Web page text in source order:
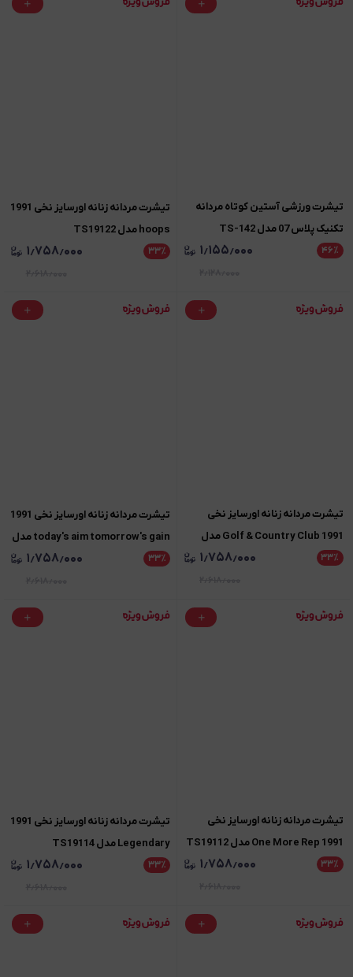
تیشرت ورزشی آستین کوتاه مردانه
تکنیک پلاس 07 مدل TS-142
۴۶٪ ۱٫۱۵۵٫۰۰۰
تیشرت مردانه زنانه اورسایز نخی 1991
hoops مدل TS19122
۳۳٪ ۱٫۷۵۸٫۰۰۰
تیشرت مردانه زنانه اورسایز نخی
1991 Golf & Country Club مدل
TS19118
۳۳٪ ۱٫۷۵۸٫۰۰۰
تیشرت مردانه زنانه اورسایز نخی 1991
today's aim tomorrow's gain مدل
TS19115
۳۳٪ ۱٫۷۵۸٫۰۰۰
تیشرت مردانه زنانه اورسایز نخی
1991 One More Rep مدل TS19112
۳۳٪ ۱٫۷۵۸٫۰۰۰
تیشرت مردانه زنانه اورسایز نخی 1991
Legendary مدل TS19114
۳۳٪ ۱٫۷۵۸٫۰۰۰